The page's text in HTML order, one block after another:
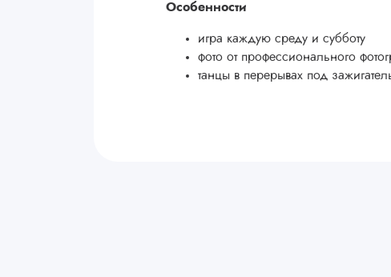
Особенности
игра каждую среду и субботу
фото от профессионального
танцы в перерывах под